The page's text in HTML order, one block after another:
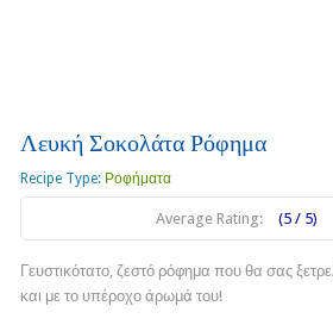
Λευκή Σοκολάτα Ρόφημα
Recipe Type: Ροφήματα
Average Rating: (5 / 5)
Γευστικότατο, ζεστό ρόφημα που θα σας
και με το υπέροχο άρωμά του!